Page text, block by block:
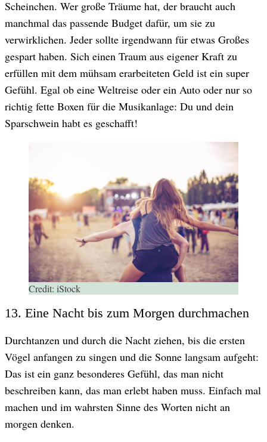
Scheinchen. Wer große Träume hat, der braucht auch
manchmal das passende Budget dafür, um sie zu
verwirklichen. Jeder sollte irgendwann für etwas Großes
gespart haben. Sich einen Traum aus eigener Kraft zu
erfüllen mit dem mühsam erarbeiteten Geld ist ein super
Gefühl. Egal ob eine Weltreise oder ein Auto oder nur so
richtig fette Boxen für die Musikanlage: Du und dein
Sparschwein habt es geschafft!
Credit: iStock
13. Eine Nacht bis zum Morgen durchmachen
Durchtanzen und durch die Nacht ziehen, bis die ersten
Vögel anfangen zu singen und die Sonne langsam aufgeht:
Das ist ein ganz besonderes Gefühl, das man nicht
beschreiben kann, das man erlebt haben muss. Einfach mal
machen und im wahrsten Sinne des Worten nicht an
morgen denken.